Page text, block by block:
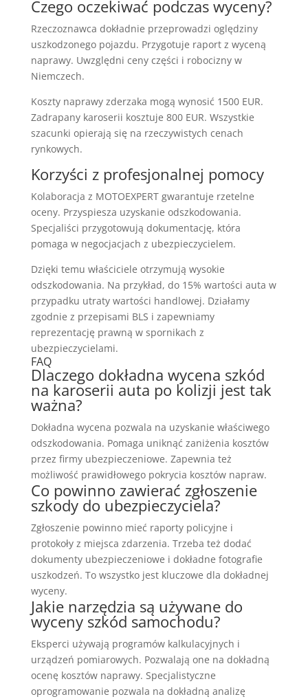
Czego oczekiwać podczas wyceny?
Rzeczoznawca dokładnie przeprowadzi oględziny
uszkodzonego pojazdu. Przygotuje raport z wyceną
naprawy. Uwzględni ceny części i robocizny w
Niemczech.
Koszty naprawy zderzaka mogą wynosić 1500 EUR.
Zadrapany karoserii kosztuje 800 EUR. Wszystkie
szacunki opierają się na rzeczywistych cenach
rynkowych.
Korzyści z profesjonalnej pomocy
Kolaboracja z MOTOEXPERT gwarantuje rzetelne
oceny. Przyspiesza uzyskanie odszkodowania.
Specjaliści przygotowują dokumentację, która
pomaga w negocjacjach z ubezpieczycielem.
Dzięki temu właściciele otrzymują wysokie
odszkodowania. Na przykład, do 15% wartości auta w
przypadku utraty wartości handlowej. Działamy
zgodnie z przepisami BLS i zapewniamy
reprezentację prawną w spornikach z
ubezpieczycielami.
FAQ
Dlaczego dokładna wycena szkód
na karoserii auta po kolizji jest tak
ważna?
Dokładna wycena pozwala na uzyskanie właściwego
odszkodowania. Pomaga uniknąć zaniżenia kosztów
przez firmy ubezpieczeniowe. Zapewnia też
możliwość prawidłowego pokrycia kosztów napraw.
Co powinno zawierać zgłoszenie
szkody do ubezpieczyciela?
Zgłoszenie powinno mieć raporty policyjne i
protokoły z miejsca zdarzenia. Trzeba też dodać
dokumenty ubezpieczeniowe i dokładne fotografie
uszkodzeń. To wszystko jest kluczowe dla dokładnej
wyceny.
Jakie narzędzia są używane do
wyceny szkód samochodu?
Eksperci używają programów kalkulacyjnych i
urządzeń pomiarowych. Pozwalają one na dokładną
ocenę kosztów naprawy. Specjalistyczne
oprogramowanie pozwala na dokładną analizę